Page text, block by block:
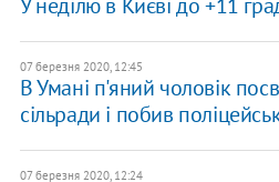
У неділю в Києві до +11
07 березня 2020, 12:45
В Умані п'яний чоловік
сільради і побив
07 березня 2020, 12:24